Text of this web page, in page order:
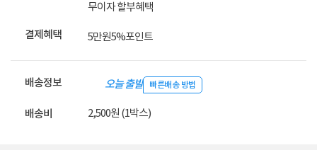
무이자 할부혜택
결제혜택 5만원5%포인트
배송정보 오늘 출발 빠른배송 방법
배송비 2,500원 (1박스)